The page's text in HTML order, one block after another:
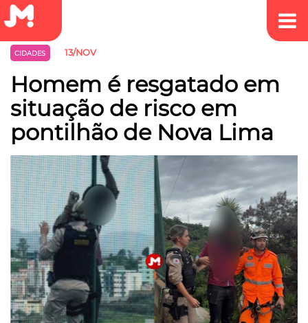
CIDADES 13/NOV
Homem é resgatado em
situação de risco em
pontilhão de Nova Lima